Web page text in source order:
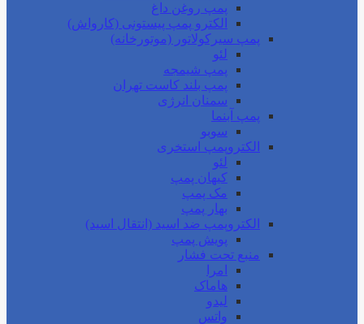
پمپ روغن داغ
الکترو پمپ پیستونی (کارواش)
پمپ سیرکولاتور (موتورخانه)
لئو
پمپ شیمجه
پمپ بلند کاست تهران
سمنان انرژی
پمپ آبنما
سوبو
الکتروپمپ استخری
لئو
کیهان پمپ
مک پمپ
بهار پمپ
الکتروپمپ ضد اسید (انتقال اسید)
پویش پمپ
منبع تحت فشار
امرا
هاماک
لیدو
واتس